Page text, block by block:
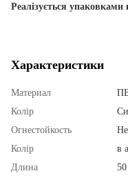
Реалізується
Характеристики
Материал
Колір
Огнестойкость
Колір
в
Длина
50